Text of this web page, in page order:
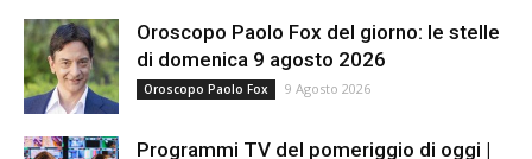
Oroscopo Paolo Fox del giorno: le stelle
di domenica 9 agosto 2026
Oroscopo Paolo Fox 9 Agosto 2026
Programmi TV del pomeriggio di oggi |